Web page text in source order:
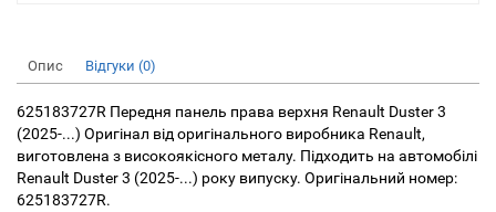
Опис Відгуки (0)
625183727R Передня панель права верхня Renault Duster 3
(2025-...) Оригінал від оригінального виробника Renault,
виготовлена з високоякісного металу. Підходить на автомобілі
Renault Duster 3 (2025-...) року випуску. Оригінальний номер:
625183727R.